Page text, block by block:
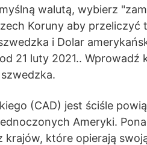
walutą, wybierz
Koruny aby przeliczyć
i Dolar
21 luty 2021..
(CAD) jest ściśle
Ameryki.
krajów, które opierają